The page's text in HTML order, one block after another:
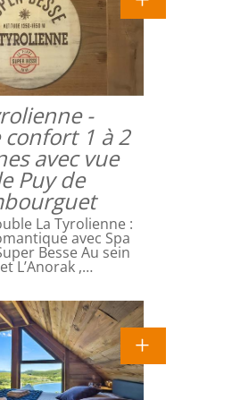
-
1 à 2
avec vue
Puy de
La Tyrolienne :
avec Spa
Besse Au sein
L’Anorak ,…